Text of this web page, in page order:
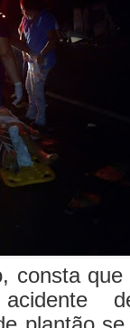
consta